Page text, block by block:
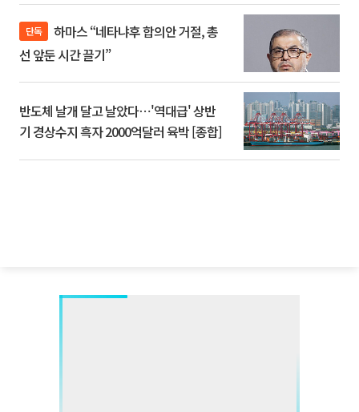
단독
선 앞둔 시간 끌기”
반도체 날개 달고 날았다⋯'역대급' 상반
기 경상수지 흑자 2000억달러 육박 [종합]